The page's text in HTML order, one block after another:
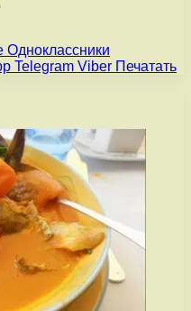
Одноклассники
Telegram Viber Печатать